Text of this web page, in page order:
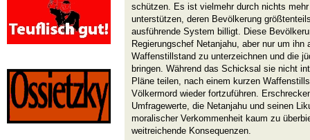
schützen. Es ist vielmehr durch nichts
unterstützen, deren Bevölkerung
ausführende System billigt. Diese
Regierungschef Netanjahu, aber nur um ihn
Waffenstillstand zu unterzeichnen und die
bringen. Während das Schicksal sie nicht
Pläne teilen, nach einem kurzen
Völkermord wieder fortzuführen.
Umfragewerte, die Netanjahu und seinen
moralischer Verkommenheit kaum zu
weitreichende Konsequenzen.